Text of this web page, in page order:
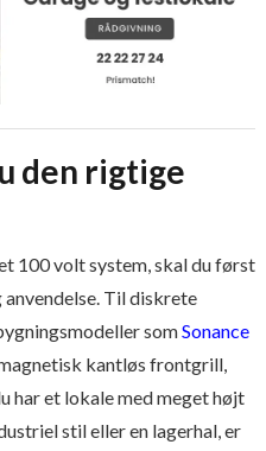
den rigtige
100 volt system, skal du først
Til diskrete
somSonance
kantløs frontgrill,
har et lokale med meget højt
stil eller en lagerhal, er